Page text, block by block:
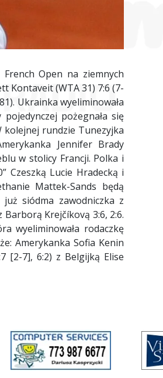
Open na ziemnych
Kontaveit (WTA 31) 7:6 (7-
Ukrainka wyeliminowała
pożegnała się
kolejnej rundzie Tunezyjka
Jennifer Brady
w stolicy Francji. Polka i
Czeszką Lucie Hradecką i
Mattek-Sands będą
siódma zawodniczka z
Barborą Krejčíkovą 3:6, 2:6.
wyeliminowała rodaczkę
Amerykanka Sofia Kenin
[2-7], 6:2) z Belgijką Elise